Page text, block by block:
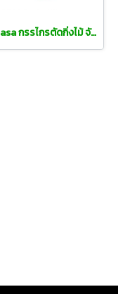
Chikamasa กรรไกรตัดกิ่งไม้ จัดดอกไม้